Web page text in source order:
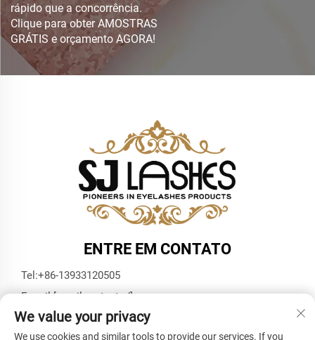
rápido que a concorrência.
Clique para obter AMOSTRAS
GRÁTIS e orçamento AGORA!
ENTRE EM CONTATO
Tel:+86-13933120505
E-mail:[email protected]
WhatsApp: +86-13933120505
We value your privacy
We use cookies and similar tools to provide our services. If you